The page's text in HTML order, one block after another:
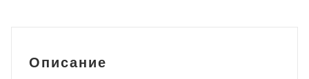
Описание